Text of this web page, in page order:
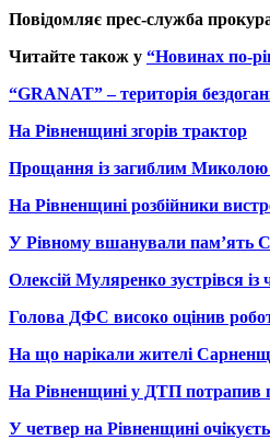
Повідомляє прес-служба
Читайте також у “Новинах по-
“GRANAT” – територія
На Рівненщині згорів трактор
Прощання із загиблим Миколою
На Рівненщині розбійники
У Рівному вшанували пам’ять
Олексій Муляренко зустрівся
Голова ДФС високо оцінив
На що нарікали жителі
На Рівненщині у ДТП потрапив
У четвер на Рівненщині